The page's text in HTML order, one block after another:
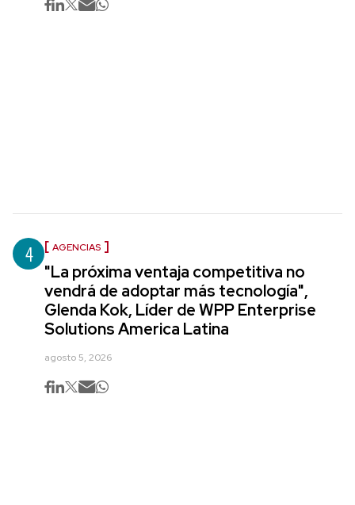
4 AGENCIAS
"La próxima ventaja competitiva no
vendrá de adoptar más tecnología",
Glenda Kok, Líder de WPP Enterprise
Solutions America Latina
agosto 5, 2026